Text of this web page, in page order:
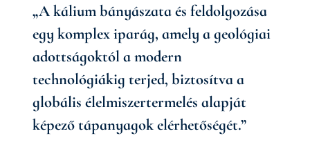
„A kálium bányászata és feldolgozása
egy komplex iparág, amely a geológiai
adottságoktól a modern
technológiákig terjed, biztosítva a
globális élelmiszertermelés alapját
képező tápanyagok elérhetőségét.”